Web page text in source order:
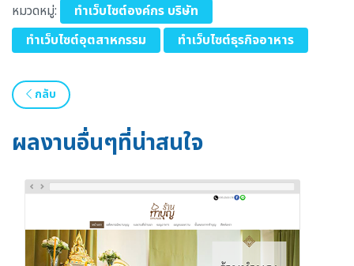
หมวดหมู่:
ทำเว็บไซต์องค์กร บริษัท
ทำเว็บไซต์อุตสาหกรรม
ทำเว็บไซต์ธุรกิจอาหาร
กลับ
ผลงานอื่นๆที่น่าสนใจ